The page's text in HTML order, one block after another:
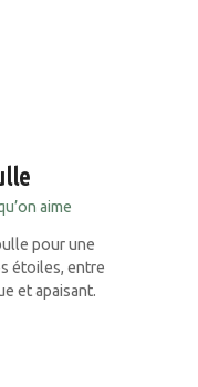
aime
pour une
étoiles, entre
et apaisant.